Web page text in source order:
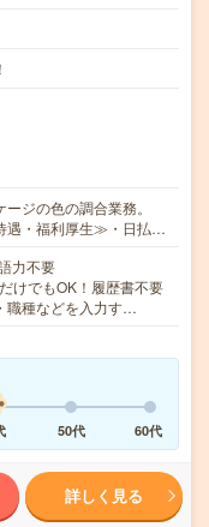
ジの色の調合業務。
遇・福利厚生≫・日払…
力不要
けでもOK！履歴書不要
職種などを入力す…
50代 60代
詳しく見る